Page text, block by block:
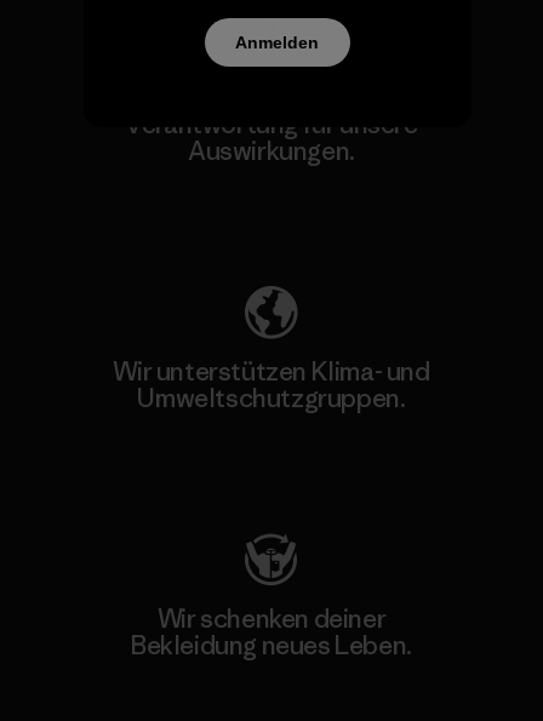
Verantwortung für unsere
Auswirkungen.
Wir unterstützen Klima- und
Umweltschutzgruppen.
Wir schenken deiner
Bekleidung neues Leben.
Anmelden